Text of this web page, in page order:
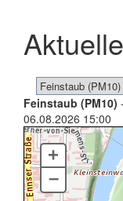
Feinstaub (PM10)
06.08.2026 15:00
+
–